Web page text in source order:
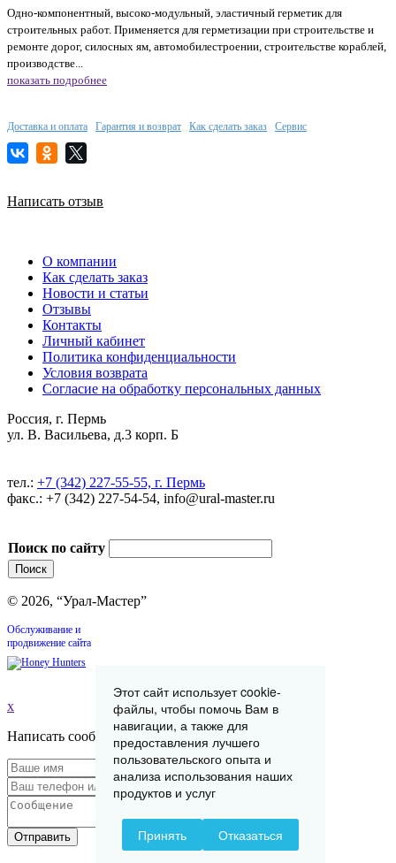
Одно-компонентный, высоко-модульный, эластичный герметик для
строительных работ. Применяется для герметизации при строительстве и
ремонте дорог, силосных ям, автомобилестроении, строительстве кораблей,
производстве...
показать подробнее
Доставка и оплата Гарантия и возврат Как сделать заказ Сервис
Написать отзыв
О компании
Как сделать заказ
Новости и статьи
Отзывы
Контакты
Личный кабинет
Политика конфиденциальности
Условия возврата
Согласие на обработку персональных данных
Россия, г. Пермь
ул. В. Васильева, д.3 корп. Б
тел.: +7 (342) 227-55-55, г. Пермь
факс.: +7 (342) 227-54-54, info@ural-master.ru
Поиск по сайту
© 2026, “Урал-Мастер”
Обслуживание и
продвижение сайта
x
Написать сообщение
Отправить
Этот сайт использует cookie-
файлы, чтобы помочь Вам в
навигации, а также для
предоставления лучшего
пользовательского опыта и
анализа использования наших
продуктов и услуг
Принять Отказаться